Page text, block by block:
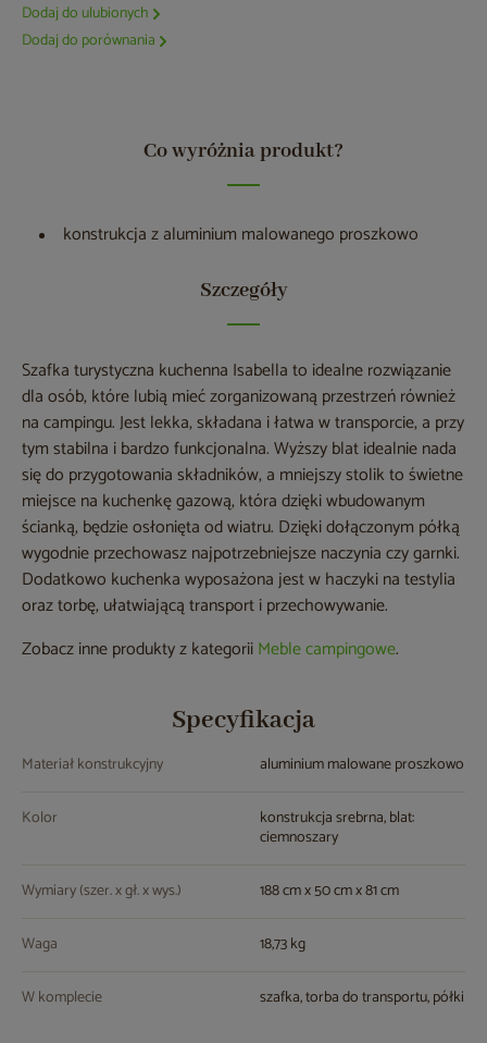
Dodaj do ulubionych
Dodaj do porównania
Co wyróżnia produkt?
konstrukcja z aluminium malowanego proszkowo
Szczegóły
Szafka turystyczna kuchenna Isabella to idealne rozwiązanie
dla osób, które lubią mieć zorganizowaną przestrzeń również
na campingu. Jest lekka, składana i łatwa w transporcie, a przy
tym stabilna i bardzo funkcjonalna. Wyższy blat idealnie nada
się do przygotowania składników, a mniejszy stolik to świetne
miejsce na kuchenkę gazową, która dzięki wbudowanym
ścianką, będzie osłonięta od wiatru. Dzięki dołączonym półką
wygodnie przechowasz najpotrzebniejsze naczynia czy garnki.
Dodatkowo kuchenka wyposażona jest w haczyki na testylia
oraz torbę, ułatwiającą transport i przechowywanie.
Zobacz inne produkty z kategoriiMeble campingowe.
Specyfikacja
Materiał konstrukcyjny aluminium malowane proszkowo
Kolor konstrukcja srebrna, blat:
ciemnoszary
Wymiary (szer. x gł. x wys.) 188 cm x 50 cm x 81 cm
Waga 18,73 kg
W komplecie szafka, torba do transportu, półki